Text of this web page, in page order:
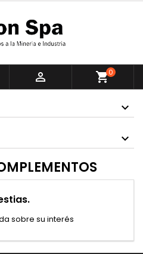
 shopping_cart0
sobre su interés